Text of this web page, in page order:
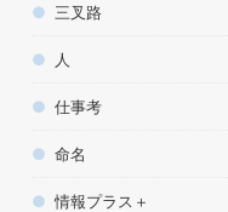
三叉路
人
仕事考
命名
情報プラス＋